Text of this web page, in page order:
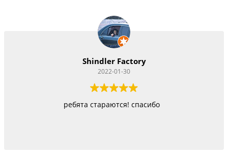
стараются! спасибо